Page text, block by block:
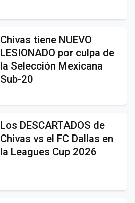
Chivas tiene NUEVO
LESIONADO por culpa de
la Selección Mexicana
Sub-20
Los DESCARTADOS de
Chivas vs el FC Dallas en
la Leagues Cup 2026